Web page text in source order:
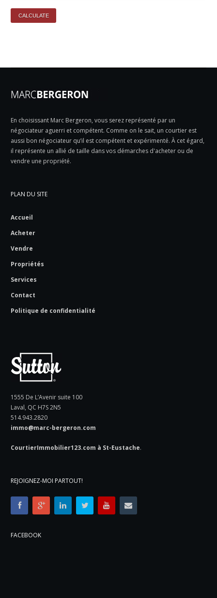
En choisissant Marc Bergeron, vous serez représenté par un
négociateur aguerri et compétent. Comme on le sait, un courtier est
aussi bon négociateur qu’il est compétent et expérimenté. À cet égard,
il représente un allié de taille dans vos démarches d'acheter ou de
vendre une propriété.
PLAN DU SITE
Accueil
Acheter
Vendre
Propriétés
Services
Contact
Politique de confidentialité
1555 De L’Avenir suite 100
Laval, QC H7S 2N5
514.943.2820
immo@marc-bergeron.com
CourtierImmobilier123.com à St-Eustache.
REJOIGNEZ-MOI PARTOUT!
FACEBOOK